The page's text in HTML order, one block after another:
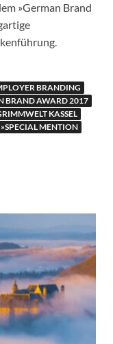
»German Brand
BRANDING
BRAND AWARD 2017
KASSEL
MENTION